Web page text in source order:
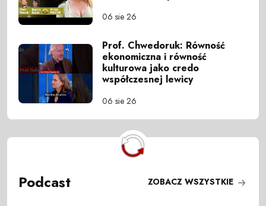
06 sie 26
Prof. Chwedoruk: Równość
ekonomiczna i równość
kulturowa jako credo
współczesnej lewicy
06 sie 26
Podcast ZOBACZ WSZYSTKIE